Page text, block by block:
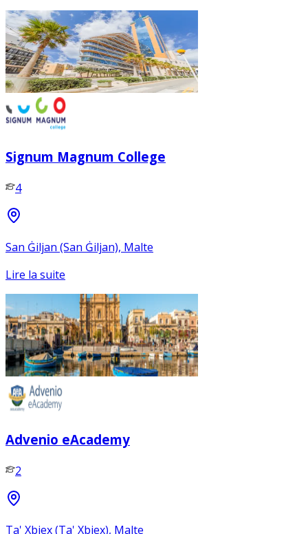
Signum Magnum College
4
San Ġiljan (San Ġiljan), Malte
Lire la suite
Advenio eAcademy
2
Ta' Xbiex (Ta' Xbiex), Malte